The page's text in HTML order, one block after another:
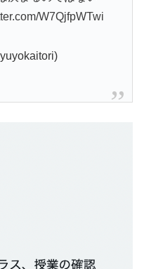
W7QjfpWTwi